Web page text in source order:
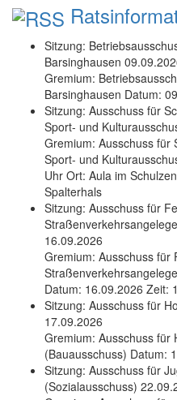
Sitzung:
Barsinghausen
Gremium:
Barsinghausen Datum:
Sitzung: Ausschuss für
Sport- und
Gremium: Ausschuss für
Sport- und
Uhr Ort: Aula im
Spalterhals
Sitzung: Ausschuss für
16.09.2026
Gremium: Ausschuss für
Datum: 16.09.2026 Zeit:
Sitzung: Ausschuss für
17.09.2026
Gremium: Ausschuss für
(Bauausschuss) Datum:
Sitzung: Ausschuss für
(Sozialausschuss)